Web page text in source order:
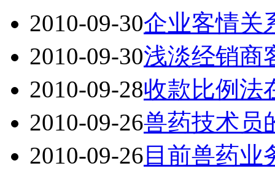
2010-09-30企业客情关
2010-09-30浅淡经销商
2010-09-28收款比例法
2010-09-26兽药技术员
2010-09-26 目前兽药业